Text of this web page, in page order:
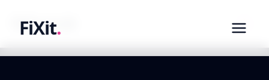
FiXit.
fixit.co.id